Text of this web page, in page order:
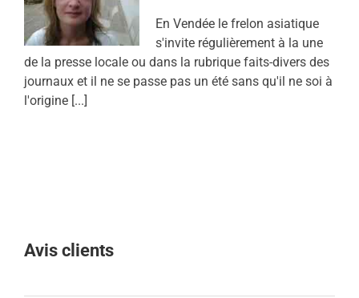
En Vendée le frelon asiatique
s'invite régulièrement à la une
de la presse locale ou dans la rubrique faits-divers des
journaux et il ne se passe pas un été sans qu'il ne soi à
l'origine [...]
Avis clients